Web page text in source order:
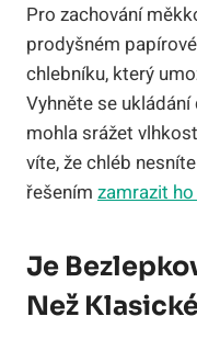
Pro zachování
prodyšném
chlebníku, který
Vyhněte se
mohla srážet
víte, že chléb
řešením zamrazit
Je
Než